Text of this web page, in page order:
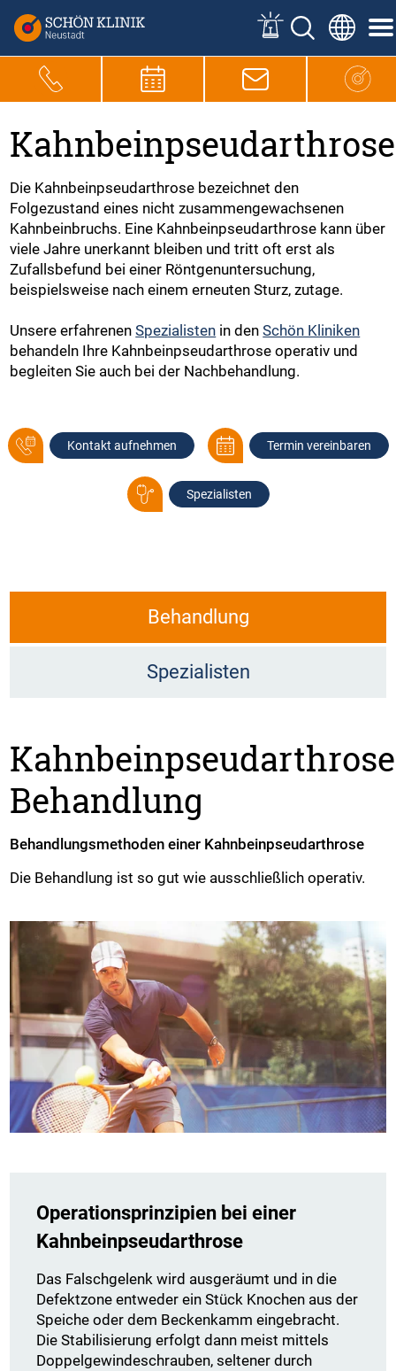
Kahnbeinpseudarthrose
Die Kahnbeinpseudarthrose bezeichnet den
Folgezustand eines nicht zusammengewachsenen
Kahnbeinbruchs. Eine Kahnbeinpseudarthrose kann über
viele Jahre unerkannt bleiben und tritt oft erst als
Zufallsbefund bei einer Röntgenuntersuchung,
beispielsweise nach einem erneuten Sturz, zutage.
Unsere erfahrenenSpezialisten in denSchön Kliniken
behandeln Ihre Kahnbeinpseudarthrose operativ und
begleiten Sie auch bei der Nachbehandlung.
Kontakt aufnehmen Termin vereinbaren
Spezialisten
Behandlung
Spezialisten
Behandlung
Behandlungsmethoden einer Kahnbeinpseudarthrose
Die Behandlung ist so gut wie ausschließlich operativ.
Operationsprinzipien bei einer
Kahnbeinpseudarthrose
Das Falschgelenk wird ausgeräumt und in die
Defektzone entweder ein Stück Knochen aus der
Speiche oder dem Beckenkamm eingebracht.
Die Stabilisierung erfolgt dann meist mittels
Doppelgewindeschrauben, seltener durch